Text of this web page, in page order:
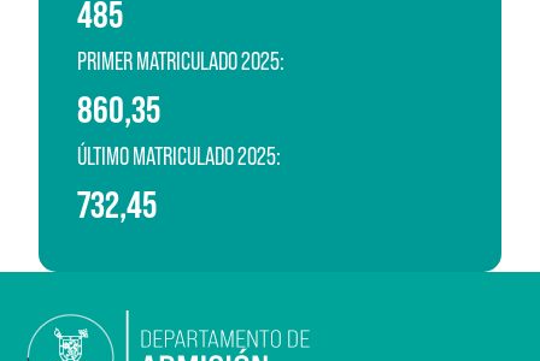
485
PRIMER MATRICULADO 2025:
860,35
ÚLTIMO MATRICULADO 2025:
732,45